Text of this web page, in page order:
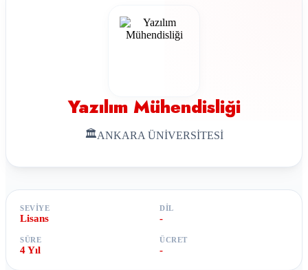
Yazılım Mühendisliği
🏛ANKARA ÜNİVERSİTESİ
SEVIYE
Lisans
DIL
-
SÜRE
4 Yıl
ÜCRET
-